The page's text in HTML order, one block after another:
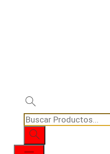
Búsqueda
de
productos